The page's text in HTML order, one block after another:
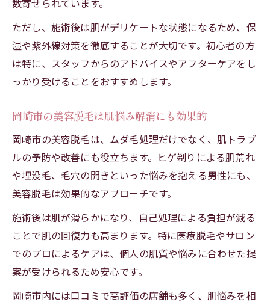
数寄せられています。
ただし、施術後は肌がデリケートな状態になるため、保
湿や紫外線対策を徹底することが大切です。初心者の方
は特に、スタッフからのアドバイスやアフターケアをし
っかり受けることをおすすめします。
岡崎市の美容脱毛は肌悩み解消にも効果的
岡崎市の美容脱毛は、ムダ毛処理だけでなく、肌トラブ
ルの予防や改善にも役立ちます。ヒゲ剃りによる肌荒れ
や埋没毛、毛穴の開きといった悩みを抱える男性にも、
美容脱毛は効果的なアプローチです。
施術後は肌が滑らかになり、自己処理による負担が減る
ことで肌の回復力も高まります。特に医療脱毛やサロン
でのプロによるケアは、個人の肌質や悩みに合わせた提
案が受けられるため安心です。
岡崎市内には口コミで高評価の店舗も多く、肌悩みを相